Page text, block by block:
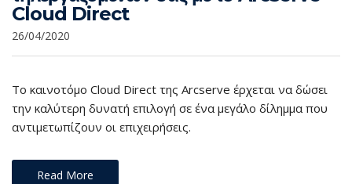
Cloud Direct
26/04/2020
Το καινοτόμο Cloud Direct της Arcserve έρχεται να δώσει
την καλύτερη δυνατή επιλογή σε ένα μεγάλο δίλημμα που
αντιμετωπίζουν οι επιχειρήσεις.
Read More